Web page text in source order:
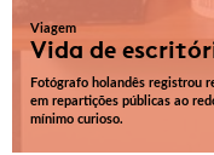
Viagem
Vida de
Fotógrafo holandês registrou
em repartições públicas ao
mínimo curioso.